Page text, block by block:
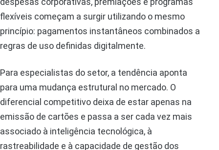
flexíveis começam a surgir utilizando o mesmo
princípio: pagamentos instantâneos combinados a
regras de uso definidas digitalmente.
Para especialistas do setor, a tendência aponta
para uma mudança estrutural no mercado. O
diferencial competitivo deixa de estar apenas na
emissão de cartões e passa a ser cada vez mais
associado à inteligência tecnológica, à
rastreabilidade e à capacidade de gestão dos